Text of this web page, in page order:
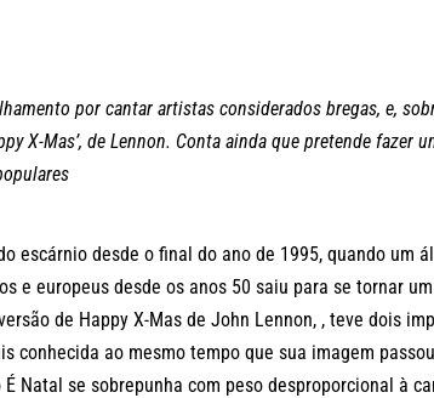
por cantar artistas considerados bregas, e,
X-Mas’, de Lennon. Conta ainda que pretende fazer
escárnio desde o final do ano de 1995, quando um
e europeus desde os anos 50 saiu para se tornar
de Happy X-Mas de John Lennon, , teve dois
conhecida ao mesmo tempo que sua imagem
Natal se sobrepunha com peso desproporcional à